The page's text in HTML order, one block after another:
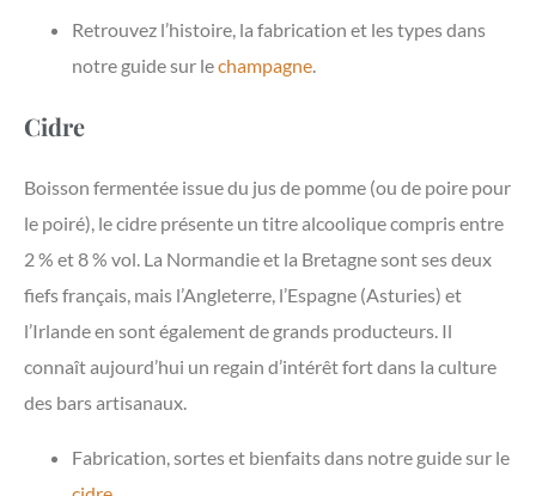
Retrouvez l’histoire, la fabrication et les types dans
notre guide sur lechampagne.
Cidre
Boisson fermentée issue du jus de pomme (ou de poire pour
le poiré), le cidre présente un titre alcoolique compris entre
2 % et 8 % vol. La Normandie et la Bretagne sont ses deux
fiefs français, mais l’Angleterre, l’Espagne (Asturies) et
l’Irlande en sont également de grands producteurs. Il
connaît aujourd’hui un regain d’intérêt fort dans la culture
des bars artisanaux.
Fabrication, sortes et bienfaits dans notre guide sur le